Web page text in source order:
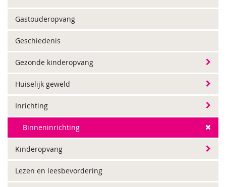
Gastouderopvang
Geschiedenis
Gezonde kinderopvang
Huiselijk geweld
Inrichting
Binneninrichting
Kinderopvang
Lezen en leesbevordering